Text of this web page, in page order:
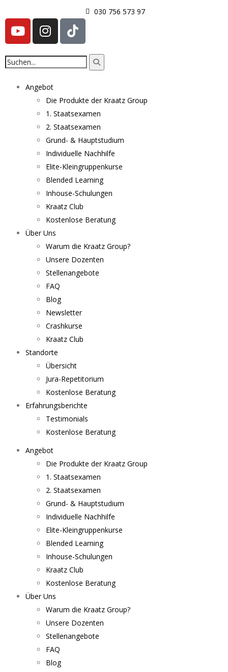
030 756 573 97
Angebot
Die Produkte der Kraatz Group
1. Staatsexamen
2. Staatsexamen
Grund- & Hauptstudium
Individuelle Nachhilfe
Elite-Kleingruppenkurse
Blended Learning
Inhouse-Schulungen
Kraatz Club
Kostenlose Beratung
Über Uns
Warum die Kraatz Group?
Unsere Dozenten
Stellenangebote
FAQ
Blog
Newsletter
Crashkurse
Kraatz Club
Standorte
Übersicht
Jura-Repetitorium
Kostenlose Beratung
Erfahrungsberichte
Testimonials
Kostenlose Beratung
Angebot
Die Produkte der Kraatz Group
1. Staatsexamen
2. Staatsexamen
Grund- & Hauptstudium
Individuelle Nachhilfe
Elite-Kleingruppenkurse
Blended Learning
Inhouse-Schulungen
Kraatz Club
Kostenlose Beratung
Über Uns
Warum die Kraatz Group?
Unsere Dozenten
Stellenangebote
FAQ
Blog